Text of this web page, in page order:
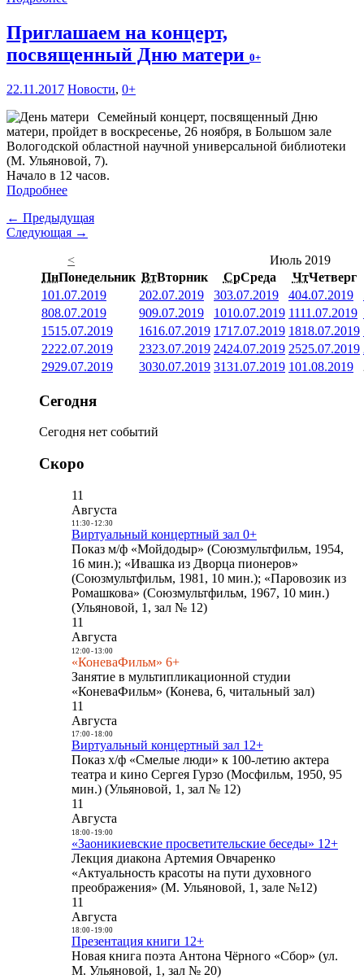
Приглашаем на концерт,
посвященный Дню матери 0+
22.11.2017 Новости, 0+
Семейный концерт, посвященный Дню
матери, пройдет в воскресенье, 26 ноября, в Большом зале
Вологодской областной научной универсальной библиотеки
(М. Ульяновой, 7).
Начало в 12 часов.
Подробнее
← Предыдущая
Следующая →
<
Июль 2019
ПнПонедельник ВтВторник СрСреда ЧтЧетверг
101.07.2019 202.07.2019 303.07.2019 404.07.2019
808.07.2019 909.07.2019 1010.07.2019 1111.07.2019
1515.07.2019 1616.07.2019 1717.07.2019 1818.07.2019
2222.07.2019 2323.07.2019 2424.07.2019 2525.07.2019
2929.07.2019 3030.07.2019 3131.07.2019 101.08.2019
Сегодня
Сегодня нет событий
Скоро
11
Августа
11:30- 12:30
Виртуальный концертный зал 0+
Показ м/ф «Мойдодыр» (Союзмультфильм, 1954,
16 мин.); «Ивашка из Дворца пионеров»
(Союзмультфильм, 1981, 10 мин.); «Паровозик из
Ромашкова» (Союзмультфильм, 1967, 10 мин.)
(Ульяновой, 1, зал № 12)
11
Августа
12:00- 13:00
«КоневаФильм» 6+
Занятие в мультипликационной студии
«КоневаФильм» (Конева, 6, читальный зал)
11
Августа
17:00- 18:00
Виртуальный концертный зал 12+
Показ х/ф «Смелые люди» к 100-летию актера
театра и кино Сергея Гурзо (Мосфильм, 1950, 95
мин.) (Ульяновой, 1, зал № 12)
11
Августа
18:00- 19:00
«Заоникиевские просветительские беседы» 12+
Лекция диакона Артемия Овчаренко
«Актуальность красоты на пути духовного
преображения» (М. Ульяновой, 1, зале №12)
11
Августа
18:00- 19:00
Презентация книги 12+
Новая книга поэта Антона Чёрного «Сбор» (ул.
М. Ульяновой, 1, зал № 20)